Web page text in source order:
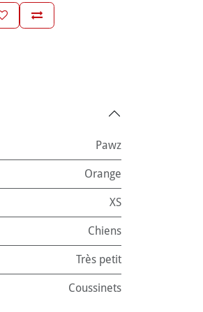
Pawz
Orange
XS
Chiens
Très petit
Coussinets